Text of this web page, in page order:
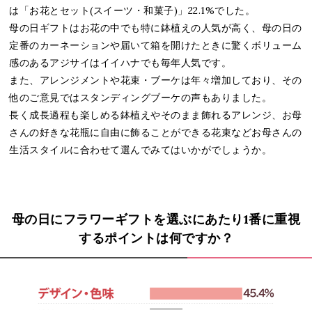
は「お花とセット(スイーツ・和菓子)」22.1%でした。
母の日ギフトはお花の中でも特に鉢植えの人気が高く、母の日の
定番のカーネーションや届いて箱を開けたときに驚くボリューム
感のあるアジサイはイイハナでも毎年人気です。
また、アレンジメントや花束・ブーケは年々増加しており、その
他のご意見ではスタンディングブーケの声もありました。
長く成長過程も楽しめる鉢植えやそのまま飾れるアレンジ、お母
さんの好きな花瓶に自由に飾ることができる花束などお母さんの
生活スタイルに合わせて選んでみてはいかがでしょうか。
母の日にフラワーギフトを選ぶにあたり1番に重視
するポイントは何ですか？